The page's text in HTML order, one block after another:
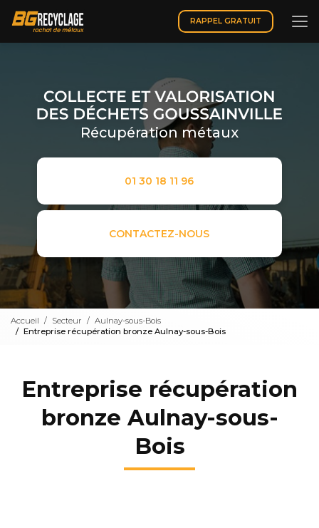
contenu
principal
RAPPEL GRATUIT
Récupération métaux
01 30 18 11 96
CONTACTEZ-NOUS
Accueil Secteur
Aulnay-sous-Bois
Entreprise récupération bronze Aulnay-sous-Bois
Entreprise récupération
bronze Aulnay-sous-
Bois